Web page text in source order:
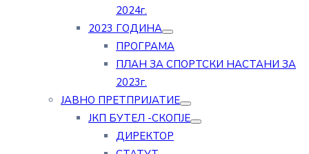
2024г.
2023 ГОДИНА
ПРОГРАМА
ПЛАН ЗА СПОРТСКИ НАСТАНИ ЗА
2023г.
ЈАВНО ПРЕТПРИЈАТИЕ
ЈКП БУТЕЛ -СКОПЈЕ
ДИРЕКТОР